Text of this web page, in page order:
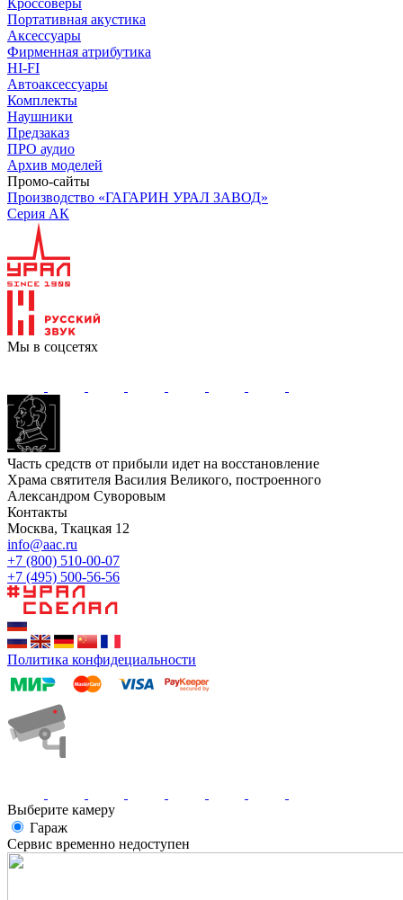
Портативная акустика
Аксессуары
Фирменная атрибутика
HI-FI
Автоаксессуары
Комплекты
Наушники
Предзаказ
ПРО аудио
Архив моделей
Промо-сайты
Производство «ГАГАРИН УРАЛ ЗАВОД»
Серия АК
Мы в соцсетях
Часть средств от прибыли идет на восстановление
Храма святителя Василия Великого, построенного
Александром Суворовым
Контакты
Москва, Ткацкая 12
info@aac.ru
+7 (800) 510-00-07
+7 (495) 500-56-56
Политика конфидециальности
Выберите камеру
Гараж
Сервис временно недоступен